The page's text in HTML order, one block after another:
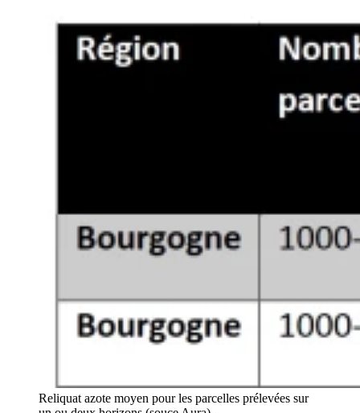
Reliquat azote moyen pour les parcelles prélevées sur